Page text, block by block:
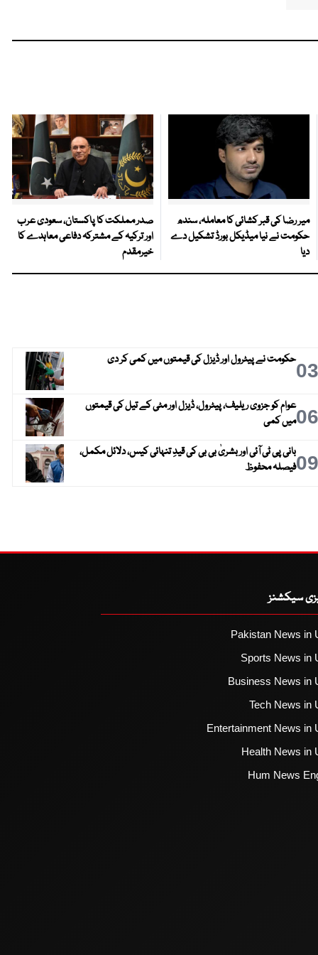
میر رضا کی قبر کشائی کا معاملہ، سندھ
حکومت نے نیا میڈیکل بورڈ تشکیل دے
دیا
صدر مملکت کا پاکستان، سعودی عرب
اور ترکیہ کے مشترکہ دفاعی معاہدے کا
خیرمقدم
03حکومت نے پیٹرول اور ڈیزل کی قیمتوں میں کمی کر دی
06عوام کو جزوی ریلیف، پیٹرول، ڈیزل اور مٹی کے تیل کی قیمتوں
میں کمی
09بانی پی ٹی آئی اور بشریٰ بی بی کی قیدِ تنہائی کیس، دلائل مکمل،
فیصلہ محفوظ
سیکشنز
Pakistan News in
Sports News in
Business News in
Tech News in
Entertainment News in
Health News in
Hum News